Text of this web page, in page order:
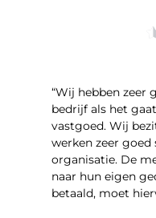
“Wij hebben zeer
bedrijf als het
vastgoed. Wij
werken zeer goed
organisatie. De
naar hun eigen
betaald, moet